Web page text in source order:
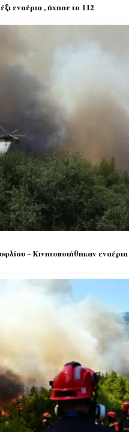
εναέρια , ήχησε το 112
– Κινητοποιήθηκαν εναέρια